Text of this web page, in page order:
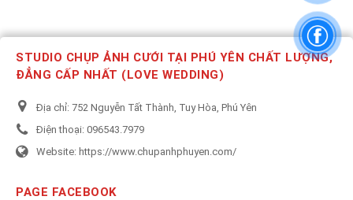
STUDIO CHỤP ẢNH CƯỚI TẠI PHÚ YÊN CHẤT LƯỢNG,
ĐẲNG CẤP NHẤT (LOVE WEDDING)
Địa chỉ: 752 Nguyễn Tất Thành, Tuy Hòa, Phú Yên
Điện thoại: 096543.7979
Website: https://www.chupanhphuyen.com/
PAGE FACEBOOK